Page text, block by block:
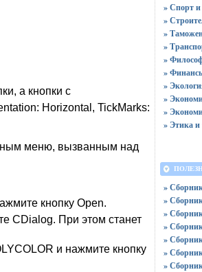
а кнопки с
Horizontal, TickMarks:
меню, вызванным над
кнопку Open.
CDialog. При этом станет
и нажмите кнопку
» Спорт
»
»
»
»
»
»
»
»
» Этика и
»
»
»
»
»
»
»